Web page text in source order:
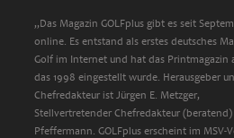
„Das Magazin GOLFplus gibt es seit
online. Es entstand als erstes deutsches
Golf im Internet und hat das Printmagazin
das 1998 eingestellt wurde. Herausgeber
Chefredakteur ist Jürgen E. Metzger,
Stellvertretender Chefredakteur (beratend)
Pfeffermann. GOLFplus erscheint im MSV-